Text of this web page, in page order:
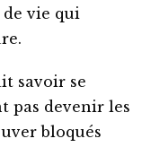
vie qui
savoir se
pas devenir les
bloqués